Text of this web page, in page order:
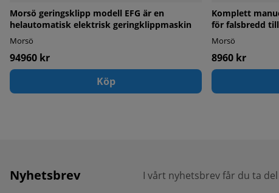
Morsö geringsklipp modell EFG är en
helautomatisk elektrisk geringklippmaskin
Morsö
94960 kr
Köp
Komplett
för falsbredd
Morsö
8960 kr
Nyhetsbrev I vårt nyhetsbrev får du ta